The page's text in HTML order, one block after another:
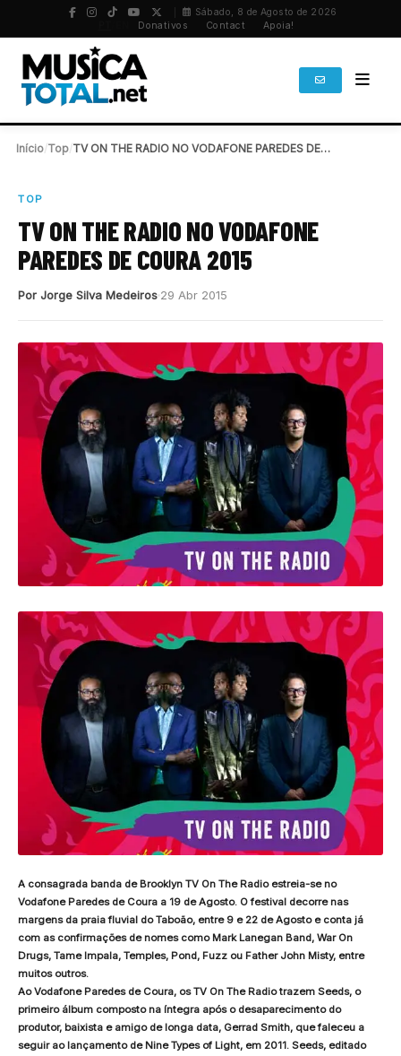
Sábado, 8 de Agosto de 2026
Donativos Contact Apoia!
Início Top TV ON THE RADIO NO VODAFONE PAREDES DE…
TOP
TV ON THE RADIO NO VODAFONE
PAREDES DE COURA 2015
Por Jorge Silva Medeiros 29 Abr 2015
A consagrada banda de Brooklyn TV On The Radio estreia-se no
Vodafone Paredes de Coura a 19 de Agosto. O festival decorre nas
margens da praia fluvial do Taboão, entre 9 e 22 de Agosto e conta já
com as confirmações de nomes como Mark Lanegan Band, War On
Drugs, Tame Impala, Temples, Pond, Fuzz ou Father John Misty, entre
muitos outros.
Ao Vodafone Paredes de Coura, os TV On The Radio trazem Seeds, o
primeiro álbum composto na íntegra após o desaparecimento do
produtor, baixista e amigo de longa data, Gerrad Smith, que faleceu a
seguir ao lançamento de Nine Types of Light, em 2011. Seeds, editado